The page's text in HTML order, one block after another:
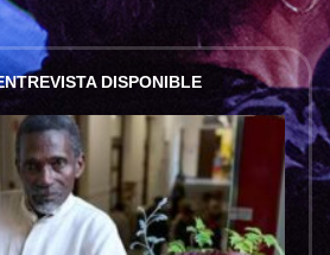
DISPONIBLE